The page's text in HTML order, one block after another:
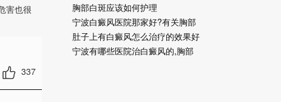
害也很
337
胸部白斑应该如何护理
宁波白癜风医院那家好?有关胸部
肚子上有白癜风怎么治疗的效果好
宁波有哪些医院治白癜风的,胸部